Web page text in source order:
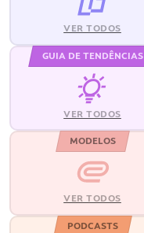
VER TODOS
GUIA DE TENDÊNCIAS
VER TODOS
MODELOS
VER TODOS
PODCASTS